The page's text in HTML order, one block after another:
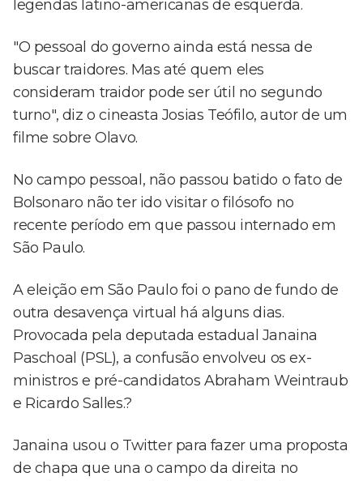
legendas latino-americanas de esquerda.
"O pessoal do governo ainda está nessa de
buscar traidores. Mas até quem eles
consideram traidor pode ser útil no segundo
turno", diz o cineasta Josias Teófilo, autor de um
filme sobre Olavo.
No campo pessoal, não passou batido o fato de
Bolsonaro não ter ido visitar o filósofo no
recente período em que passou internado em
São Paulo.
A eleição em São Paulo foi o pano de fundo de
outra desavença virtual há alguns dias.
Provocada pela deputada estadual Janaina
Paschoal (PSL), a confusão envolveu os ex-
ministros e pré-candidatos Abraham Weintraub
e Ricardo Salles.?
Janaina usou o Twitter para fazer uma proposta
de chapa que una o campo da direita no